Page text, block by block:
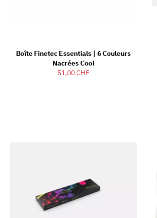
Boîte Finetec Essentials | 6 Couleurs
Nacrées Cool
51,00 CHF